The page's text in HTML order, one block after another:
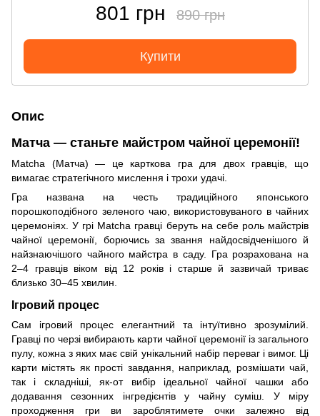
801 грн 890 грн
Купити
Опис
Матча — станьте майстром чайної церемонії!
Matcha (Матча) — це карткова гра для двох гравців, що
вимагає стратегічного мислення і трохи удачі.
Гра названа на честь традиційного японського
порошкоподібного зеленого чаю, використовуваного в чайних
церемоніях. У грі Matcha гравці беруть на себе роль майстрів
чайної церемонії, борючись за звання найдосвідченішого й
найзнаючішого чайного майстра в саду. Гра розрахована на
2–4 гравців віком від 12 років і старше й зазвичай триває
близько 30–45 хвилин.
Ігровий процес
Сам ігровий процес елегантний та інтуїтивно зрозумілий.
Гравці по черзі вибирають карти чайної церемонії із загального
пулу, кожна з яких має свій унікальний набір переваг і вимог. Ці
карти містять як прості завдання, наприклад, розмішати чай,
так і складніші, як-от вибір ідеальної чайної чашки або
додавання сезонних інгредієнтів у чайну суміш. У міру
проходження гри ви зароблятимете очки залежно від